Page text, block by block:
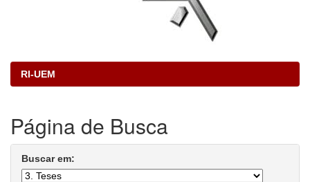
RI-UEM
Página de Busca
Buscar em: